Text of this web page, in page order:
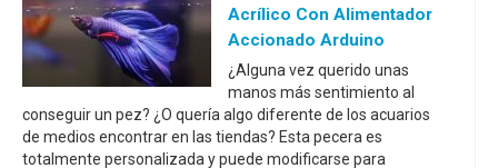
Acrílico Con Alimentador
Accionado Arduino
¿Alguna vez querido unas
manos más sentimiento al
conseguir un pez? ¿O quería algo diferente de los acuarios
de medios encontrar en las tiendas? Esta pecera es
totalmente personalizada y puede modificarse para